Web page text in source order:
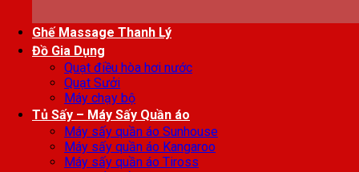
Ghế Massage Thanh Lý
Đồ Gia Dụng
Quạt điều hòa hơi nước
Quạt Sưởi
Máy chạy bộ
Tủ Sấy – Máy Sấy Quần áo
Máy sấy quần áo Sunhouse
Máy sấy quần áo Kangaroo
Máy sấy quần áo Tiross